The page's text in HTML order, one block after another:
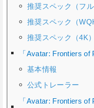
推奨スペック（フル
推奨スペック（
推奨スペック（4K）
「Avatar: Frontiers
基本情報
公式トレーラー
「Avatar: Frontiers